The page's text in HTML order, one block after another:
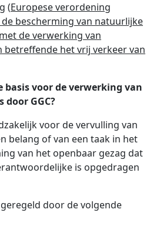
(Europese verordening
bescherming van natuurlijke
de verwerking van
betreffende het vrij verkeer van
basis voor de verwerking van
door GGC?
voor de vervulling van
belang of van een taak in het
van het openbaar gezag dat
is opgedragen
door de volgende